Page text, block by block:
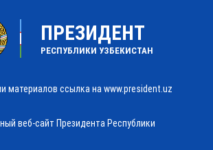
ПРЕЗИДЕНТ
РЕСПУБЛИКИ УЗБЕКИСТАН
материалов ссылка на www.president.uz
веб-сайт Президента Республики